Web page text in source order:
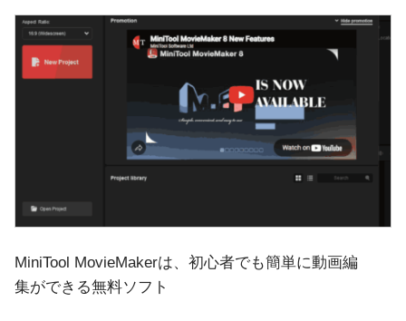
MiniTool MovieMakerは、初心者でも簡単に動画編
集ができる無料ソフト